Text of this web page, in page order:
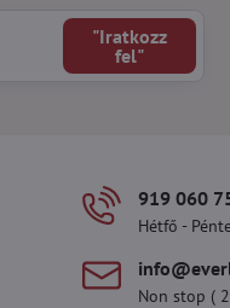
"Iratkozz
fel"
919 060
Hétfő -
Non stop (